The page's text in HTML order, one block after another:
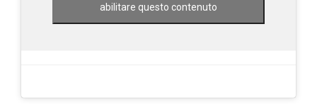
abilitare questo contenuto